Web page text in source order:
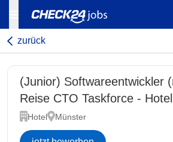
zurück
(Junior) Softwareentwickler
Reise CTO Taskforce - Hotel
Hotel Münster